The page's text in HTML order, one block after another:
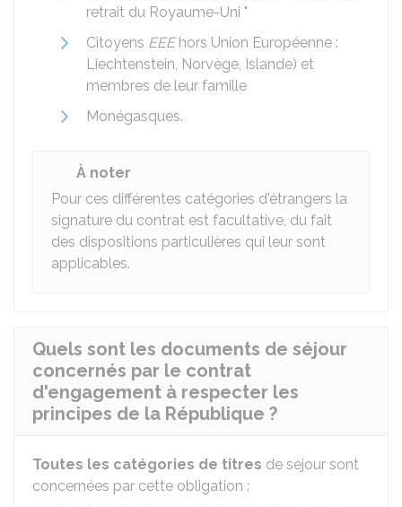
retrait du Royaume-Uni "
Citoyens EEEhors Union Européenne :
Liechtenstein, Norvège, Islande) et
membres de leur famille
Monégasques.
À noter
Pour ces différentes catégories d'étrangers la
signature du contrat est facultative, du fait
des dispositions particulières qui leur sont
applicables.
Quels sont les documents de séjour
concernés par le contrat
d'engagement à respecter les
principes de la République ?
Toutes les catégories de titres de séjour sont
concernées par cette obligation :